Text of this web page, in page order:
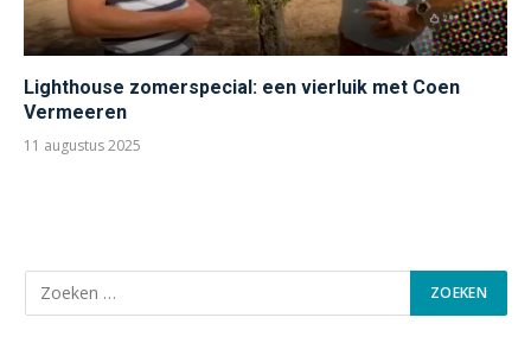
Lighthouse zomerspecial: een vierluik met Coen
Vermeeren
11 augustus 2025